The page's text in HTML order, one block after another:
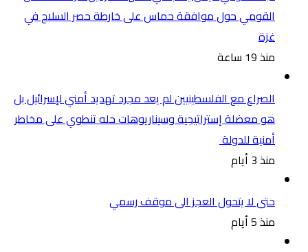
القومي حول موافقة حماس على خارطة حصر السلاح في
غزة
منذ 19 ساعة
الصراع مع الفلسطينيين لم يعد مجرد تهديد أمني لإسرائيل بل
هو معضلة إستراتيجية وسيناريوهات حله تنطوي على مخاطر
أمنية للدولة
منذ 3 أيام
حتى لا يتحول العجز الى موقف رسمي
منذ 5 أيام